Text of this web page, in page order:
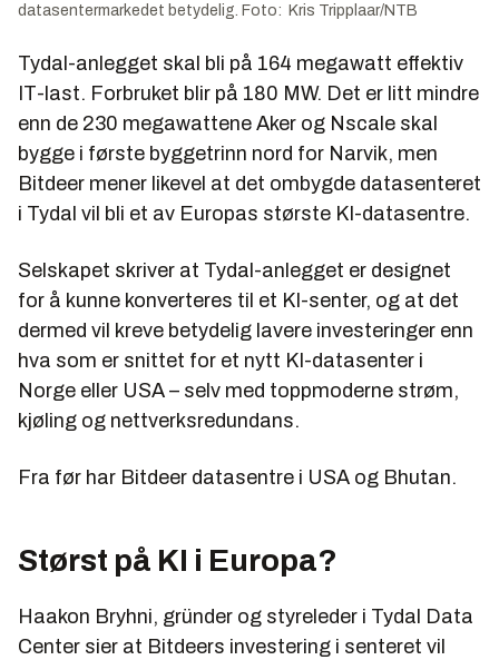
datasentermarkedet betydelig. Foto: Kris Tripplaar/NTB
Tydal-anlegget skal bli på 164 megawatt effektiv
IT-last. Forbruket blir på 180 MW. Det er litt mindre
enn de 230 megawattene Aker og Nscale skal
bygge i første byggetrinn nord for Narvik, men
Bitdeer mener likevel at det ombygde datasenteret
i Tydal vil bli et av Europas største KI-datasentre.
Selskapet skriver at Tydal-anlegget er designet
for å kunne konverteres til et KI-senter, og at det
dermed vil kreve betydelig lavere investeringer enn
hva som er snittet for et nytt KI-datasenter i
Norge eller USA – selv med toppmoderne strøm,
kjøling og nettverksredundans.
Fra før har Bitdeer datasentre i USA og Bhutan.
Størst på KI i Europa?
Haakon Bryhni, gründer og styreleder i Tydal Data
Center sier at Bitdeers investering i senteret vil